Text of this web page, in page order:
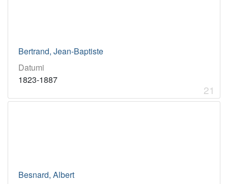
Bertrand, Jean-Baptiste
Datumi
1823-1887
21
Besnard, Albert